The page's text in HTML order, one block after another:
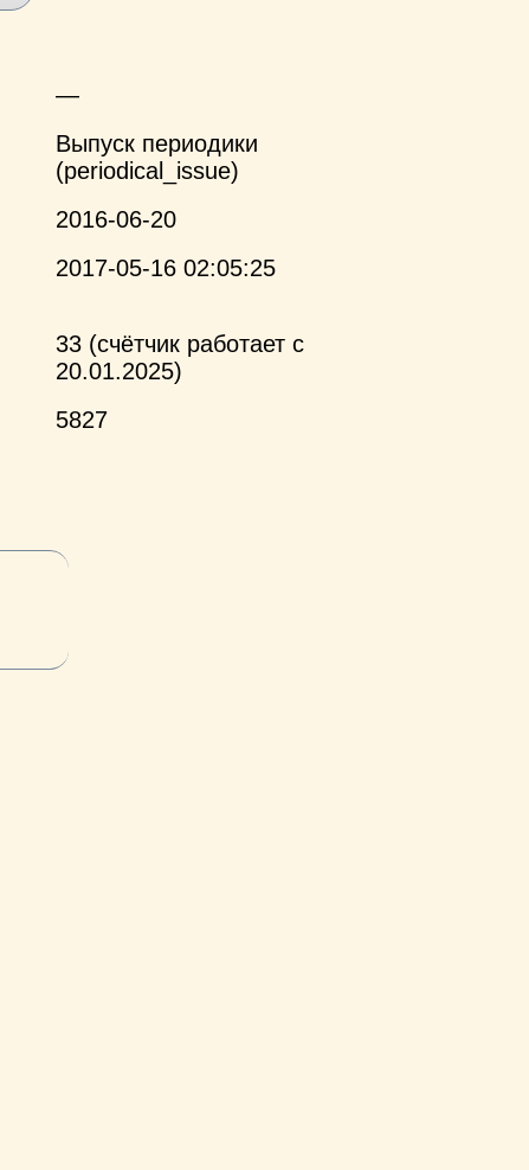
—
Выпуск периодики
(periodical_issue)
2016-06-20
2017-05-16 02:05:25
33 (счётчик работает с
20.01.2025)
5827